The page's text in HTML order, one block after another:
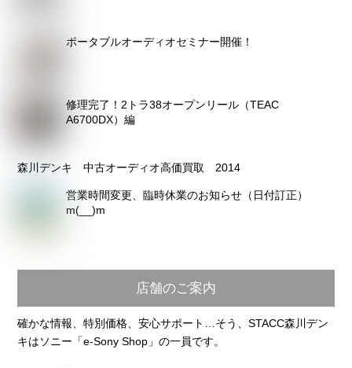
ポータブルオーディオセミナー開催！
修理完了！2トラ38オープンリール（TEAC
A6700DX）編
森川デンキ 中古オーディオ高価買取 2014
営業時間変更、臨時休業のお知らせ（日付訂正）
m(__)m
店舗のご案内
確かな情報、特別価格、安心サポート…そう、STACC森川デン
キはソニー「e-Sony Shop」の一員です。